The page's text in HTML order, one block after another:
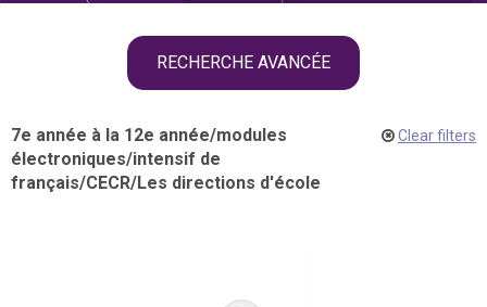
RECHERCHE AVANCÉE
7e année à la 12e année/modules
électroniques/intensif de
français/CECR/Les directions d'école
Clear filters